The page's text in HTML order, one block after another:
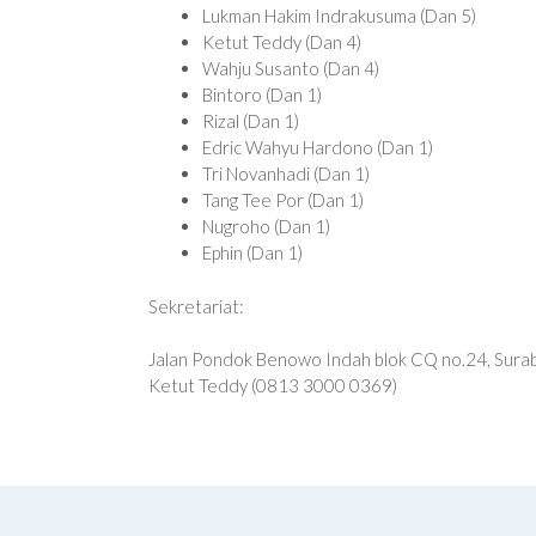
Lukman Hakim Indrakusuma (Dan 5)
Ketut Teddy (Dan 4)
Wahju Susanto (Dan 4)
Bintoro (Dan 1)
Rizal (Dan 1)
Edric Wahyu Hardono (Dan 1)
Tri Novanhadi (Dan 1)
Tang Tee Por (Dan 1)
Nugroho (Dan 1)
Ephin (Dan 1)
Sekretariat:
Jalan Pondok Benowo Indah blok CQ no.24,
Ketut Teddy (0813 3000 0369)